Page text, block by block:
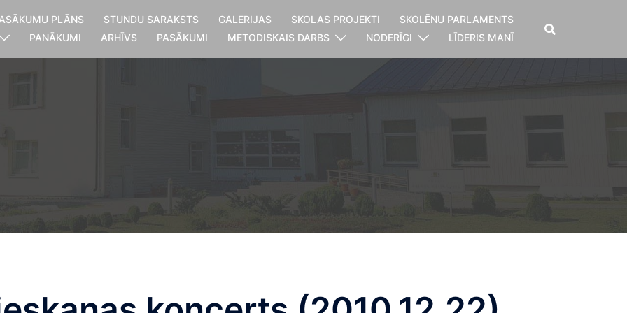
PLĀNS STUNDU SARAKSTS GALERIJAS SKOLAS PROJEKTI
SKOLĒNU PARLAMENTS
PANĀKUMI ARHĪVS PASĀKUMI METODISKAIS DARBS NODERĪGI LĪDERIS MANĪ